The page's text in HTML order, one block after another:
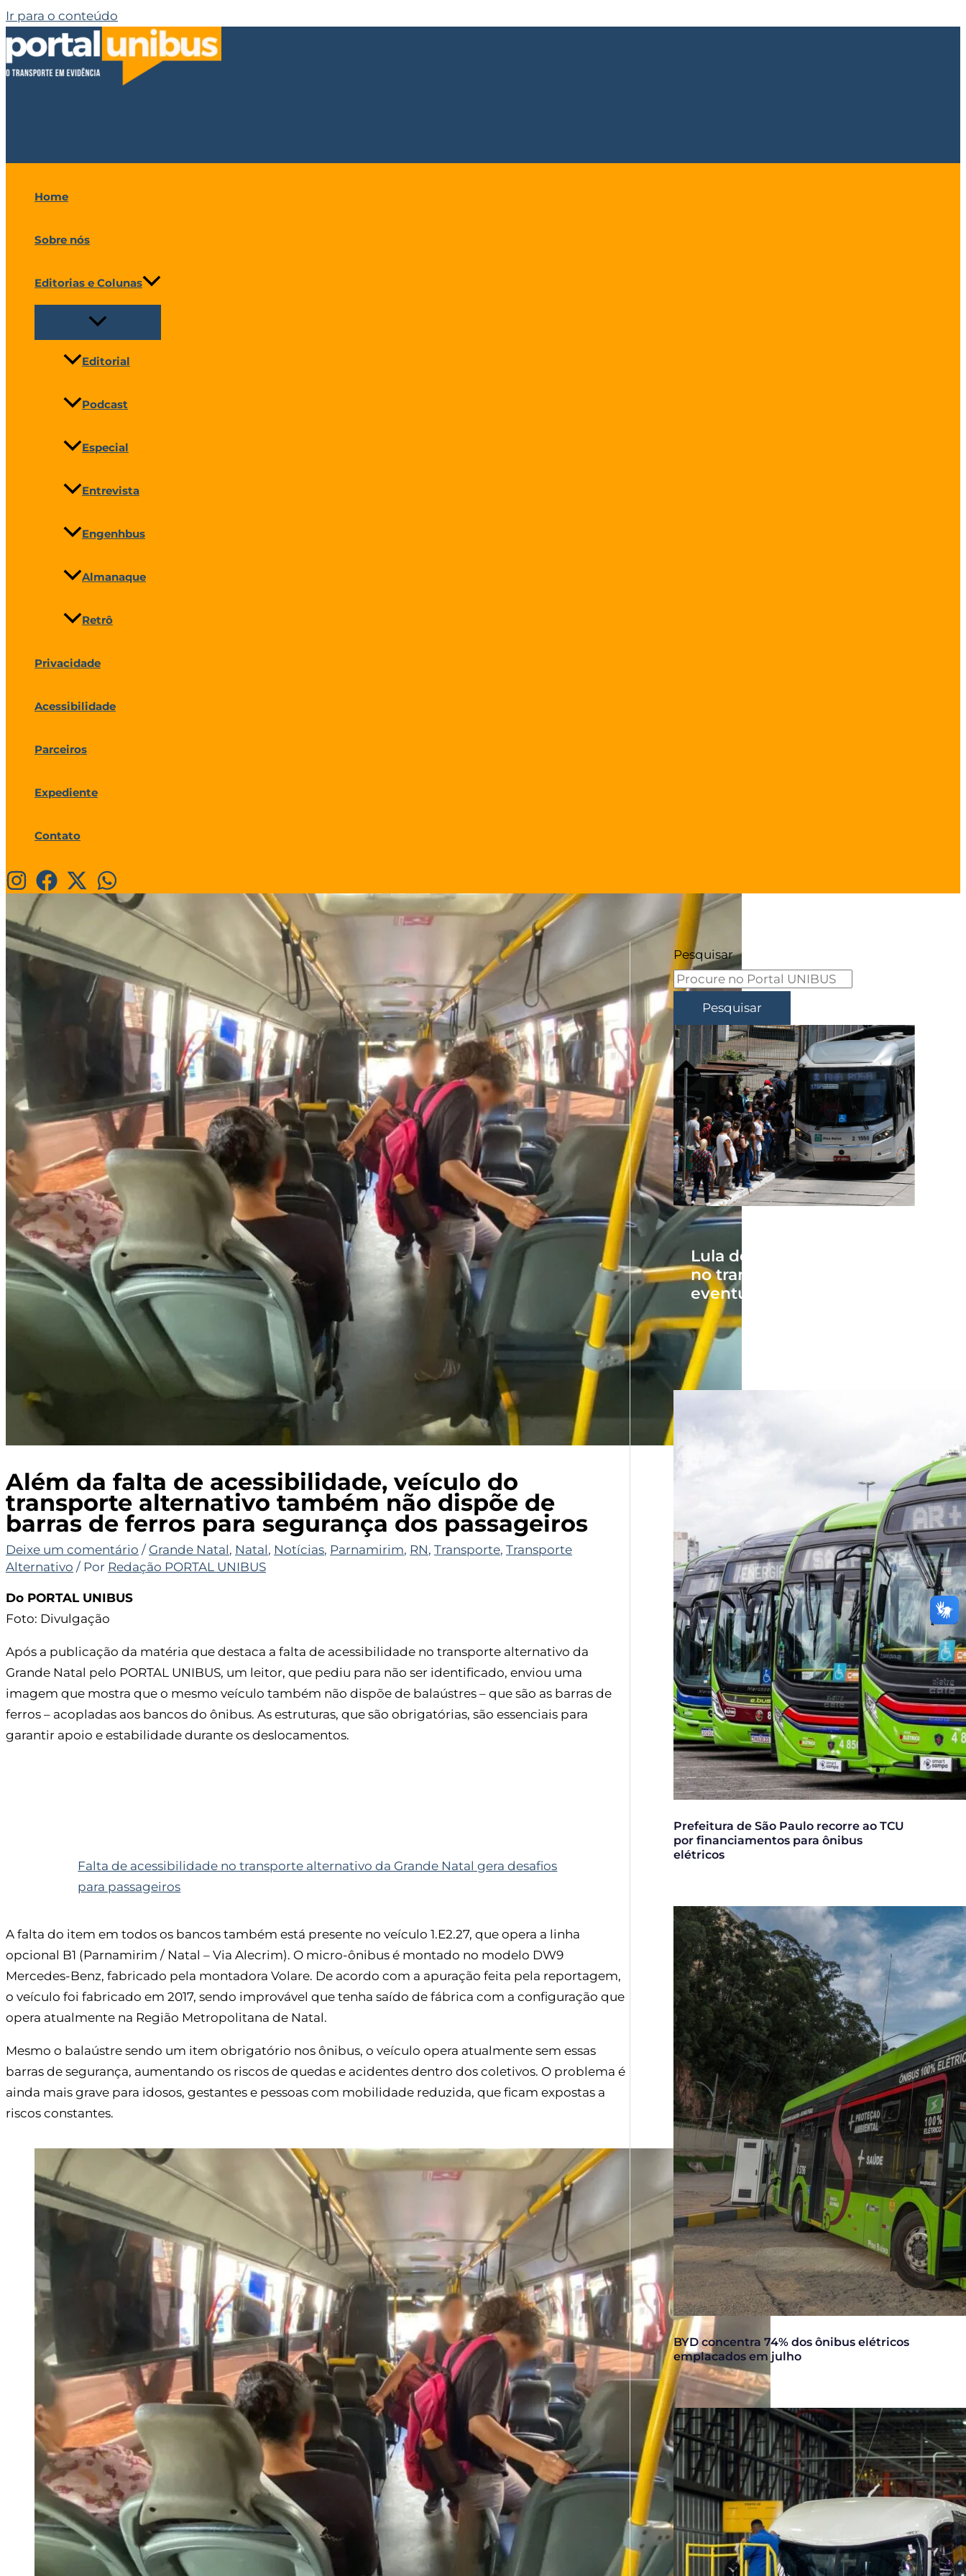
Ir para o conteúdo
Home
Sobre nós
Editorias e Colunas
Editorial
Podcast
Especial
Entrevista
Engenhbus
Almanaque
Retrô
Privacidade
Acessibilidade
Parceiros
Expediente
Contato
Além da falta de acessibilidade, veículo do
transporte alternativo também não dispõe de
barras de ferros para segurança dos passageiros
Deixe um comentário / Grande Natal, Natal, Notícias, Parnamirim, RN, Transporte, Transporte
Alternativo / Por Redação PORTAL UNIBUS
Do PORTAL UNIBUS
Foto: Divulgação
Após a publicação da matéria que destaca a falta de acessibilidade no transporte alternativo da
Grande Natal pelo PORTAL UNIBUS, um leitor, que pediu para não ser identificado, enviou uma
imagem que mostra que o mesmo veículo também não dispõe de balaústres – que são as barras de
ferros – acopladas aos bancos do ônibus. As estruturas, que são obrigatórias, são essenciais para
garantir apoio e estabilidade durante os deslocamentos.
Falta de acessibilidade no transporte alternativo da Grande Natal gera desafios
para passageiros
A falta do item em todos os bancos também está presente no veículo 1.E2.27, que opera a linha
opcional B1 (Parnamirim / Natal – Via Alecrim). O micro-ônibus é montado no modelo DW9
Mercedes-Benz, fabricado pela montadora Volare. De acordo com a apuração feita pela reportagem,
o veículo foi fabricado em 2017, sendo improvável que tenha saído de fábrica com a configuração que
opera atualmente na Região Metropolitana de Natal.
Mesmo o balaústre sendo um item obrigatório nos ônibus, o veículo opera atualmente sem essas
barras de segurança, aumentando os riscos de quedas e acidentes dentro dos coletivos. O problema é
ainda mais grave para idosos, gestantes e pessoas com mobilidade reduzida, que ficam expostas a
riscos constantes.
Pesquisar
Pesquisar
Lula descarta tarifa zero
no transporte público em
eventual 4º mandato
Prefeitura de São Paulo recorre ao TCU
por financiamentos para ônibus
elétricos
BYD concentra 74% dos ônibus elétricos
emplacados em julho